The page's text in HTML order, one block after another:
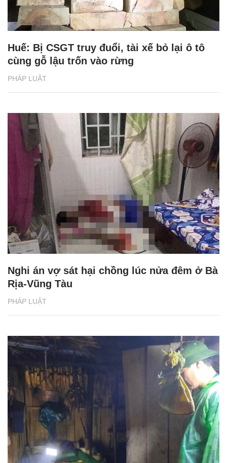
PHÁP LUẬT
Huế: Bị CSGT truy đuổi, tài xế bỏ lại ô tô
cùng gỗ lậu trốn vào rừng
PHÁP LUẬT
Nghi án vợ sát hại chồng lúc nửa đêm ở Bà
Rịa-Vũng Tàu